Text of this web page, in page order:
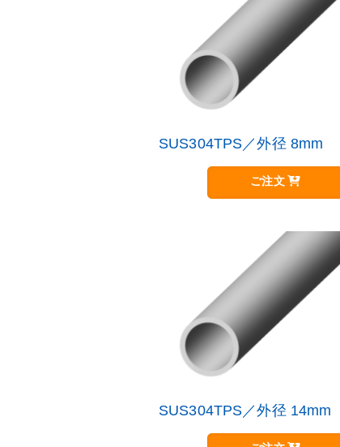
SUS304TPS／外径 8mm
ご注文
複
数
の
あ
り
SUS304TPS／外径 14mm